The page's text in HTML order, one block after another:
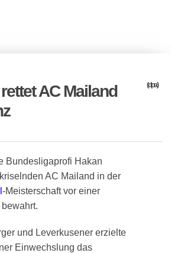
AC Mailand
(dpa)
Bundesligaprofi Hakan
AC Mailand in der
-Meisterschaft vor einer
und Leverkusener erzielte
Einwechslung das